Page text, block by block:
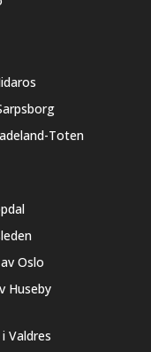
Toten
Oslo
Huseby
Valdres